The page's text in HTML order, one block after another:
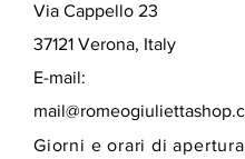
Via Cappello 23
37121 Verona, Italy
E-mail:
Giorni e orari di